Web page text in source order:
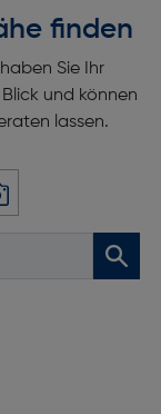
finden
Sie Ihr
und können
lassen.